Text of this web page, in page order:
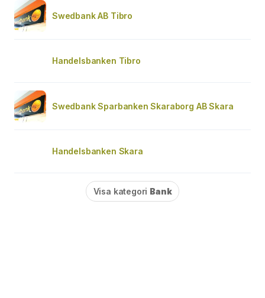
Swedbank AB Tibro
Handelsbanken Tibro
Swedbank Sparbanken Skaraborg AB Skara
Handelsbanken Skara
Visa kategori Bank